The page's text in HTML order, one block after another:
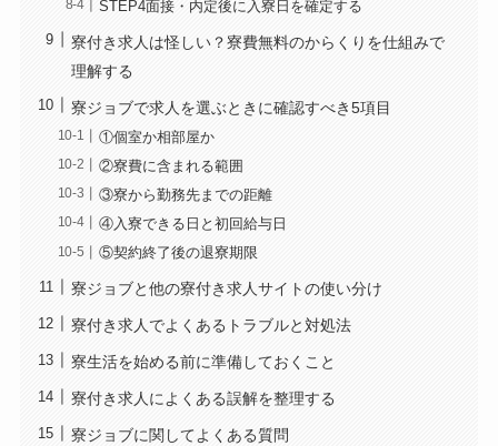
STEP4面接・内定後に入寮日を確定する
寮付き求人は怪しい？寮費無料のからくりを仕組みで
理解する
寮ジョブで求人を選ぶときに確認すべき5項目
①個室か相部屋か
②寮費に含まれる範囲
③寮から勤務先までの距離
④入寮できる日と初回給与日
⑤契約終了後の退寮期限
寮ジョブと他の寮付き求人サイトの使い分け
寮付き求人でよくあるトラブルと対処法
寮生活を始める前に準備しておくこと
寮付き求人によくある誤解を整理する
寮ジョブに関してよくある質問